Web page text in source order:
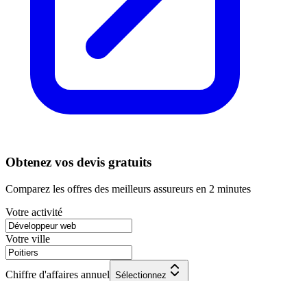
Obtenez vos devis gratuits
Comparez les offres des meilleurs assureurs en 2 minutes
Votre activité
Votre ville
Chiffre d'affaires annuel Sélectionnez